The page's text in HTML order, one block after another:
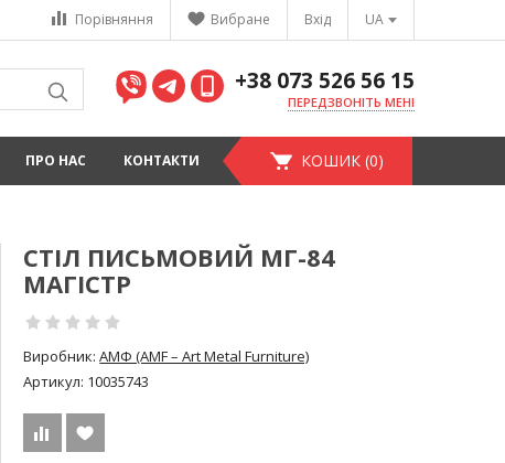
UA
Вхід
Вибране
Порівняння
+38 073 526 56 15
ПЕРЕДЗВОНІТЬ МЕНІ
ПРО НАС КОНТАКТИ КОШИК (0)
СТІЛ ПИСЬМОВИЙ МГ-84
МАГІСТР
Виробник:АМФ (AMF – Art Metal Furniture)
Артикул: 10035743